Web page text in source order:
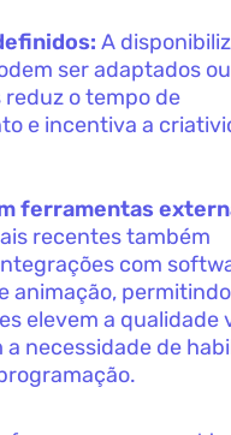
A
ser adaptados ou
o tempo de
e incentiva a
ferramentas
recentes também
com
animação,
elevem a qualidade
a necessidade de